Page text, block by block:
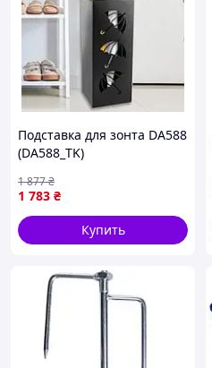
Подставка для зонта DA588
(DA588_TK)
1 783 ₴
1 877₴
Купить